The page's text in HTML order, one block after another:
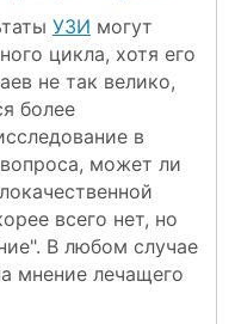
УЗИ могут
цикла, хотя его
не так велико,
более
в
может ли
всего нет, но
В любом случае
мнение лечащего